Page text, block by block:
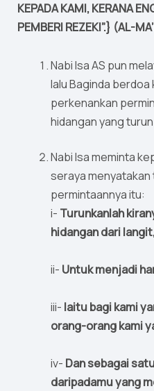
KEPADA KAMI, KERANA
PEMBERI REZEKI”.} (AL-
Nabi Isa AS pun
lalu Baginda berdoa
perkenankan
hidangan yang
Nabi Isa meminta
seraya
permintaannya itu:
i- Turunkanlah
hidangan dari
ii- Untuk menjadi
iii- Iaitu bagi kami
orang-orang kami
iv- Dan sebagai
daripadamu yang